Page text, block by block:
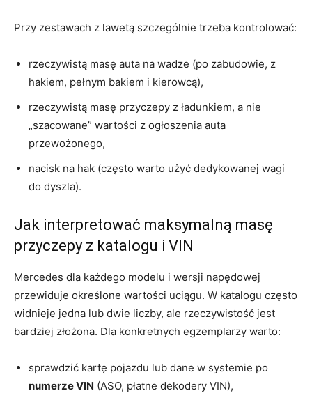
Przy zestawach z lawetą szczególnie trzeba kontrolować:
rzeczywistą masę auta na wadze (po zabudowie, z
hakiem, pełnym bakiem i kierowcą),
rzeczywistą masę przyczepy z ładunkiem, a nie
„szacowane” wartości z ogłoszenia auta
przewożonego,
nacisk na hak (często warto użyć dedykowanej wagi
do dyszla).
Jak interpretować maksymalną masę
przyczepy z katalogu i VIN
Mercedes dla każdego modelu i wersji napędowej
przewiduje określone wartości uciągu. W katalogu często
widnieje jedna lub dwie liczby, ale rzeczywistość jest
bardziej złożona. Dla konkretnych egzemplarzy warto:
sprawdzić kartę pojazdu lub dane w systemie po
numerze VIN (ASO, płatne dekodery VIN),